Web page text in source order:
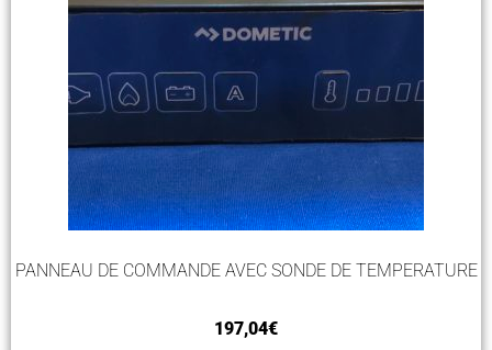
PANNEAU DE COMMANDE AVEC SONDE DE TEMPERATURE
197,04€